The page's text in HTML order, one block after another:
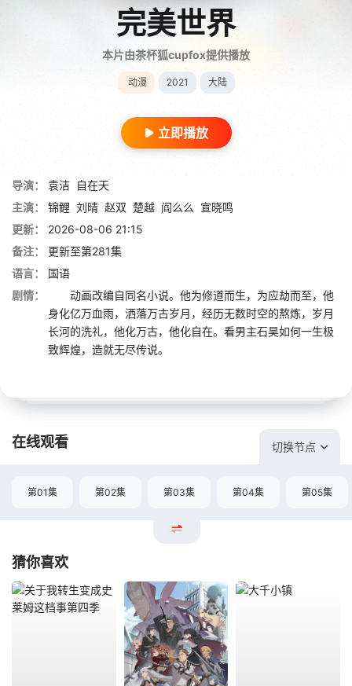
完美世界
本片由茶杯狐cupfox提供播放
动漫 2021 大陆
立即播放
导演： 袁洁 自在天
主演：
锦鲤 刘晴 赵双 楚越 阎么么 宣晓鸣
更新：
2026-08-06 21:15
备注：
更新至第281集
语言：
国语
剧情：
动画改编自同名小说。他为修道而生，为应劫而至，他
身化亿万血雨，洒落万古岁月，经历无数时空的熬炼，岁月
长河的洗礼，他化万古，他化自在。看男主石昊如何一生极
致辉煌，造就无尽传说。
在线观看 切换节点
第01集 第02集 第03集 第04集 第05集
猜你喜欢